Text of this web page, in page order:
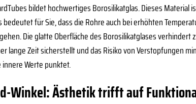
bildet hochwertiges Borosilikatglas. Dieses
bedeutet für Sie, dass die Rohre auch bei erhöhten
Die glatte Oberfläche des Borosilikatglases
lange Zeit sicherstellt und das Risiko von Verstopfungen
Werte punktet.
Winkel: Ästhetik trifft auf